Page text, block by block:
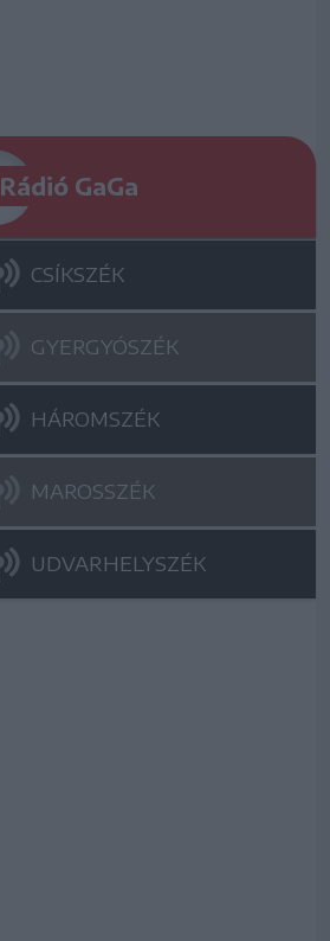
Rádió GaGa
CSÍKSZÉK
GYERGYÓSZÉK
HÁROMSZÉK
MAROSSZÉK
UDVARHELYSZÉK